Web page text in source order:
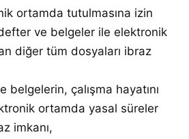
ortamda tutulmasına izin
ve belgeler ile elektronik
diğer tüm dosyaları ibraz
belgelerin, çalışma hayatını
ortamda yasal süreler
imkanı,